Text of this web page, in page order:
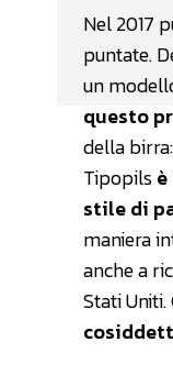
Nel 2017
puntate.
un
questo
della
Tipopils
stile di
maniera
anche a
Stati